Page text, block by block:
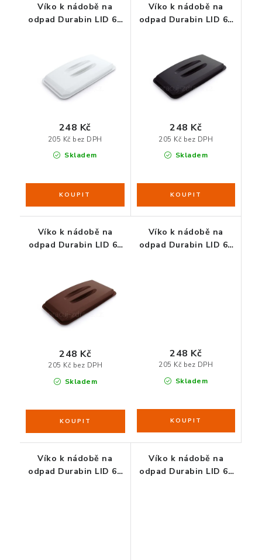
Víko k nádobě na
odpad Durabin LID 60
Skladem
205 Kč bez DPH
248 Kč
Víko k nádobě na
odpad Durabin LID 60
Skladem
205 Kč bez DPH
248 Kč
Víko k nádobě na
odpad Durabin LID 60
Skladem
205 Kč bez DPH
248 Kč
Víko k nádobě na
odpad Durabin LID 60
Skladem
205 Kč bez DPH
248 Kč
Víko k nádobě na
odpad Durabin LID 60
Víko k nádobě na
odpad Durabin LID 60